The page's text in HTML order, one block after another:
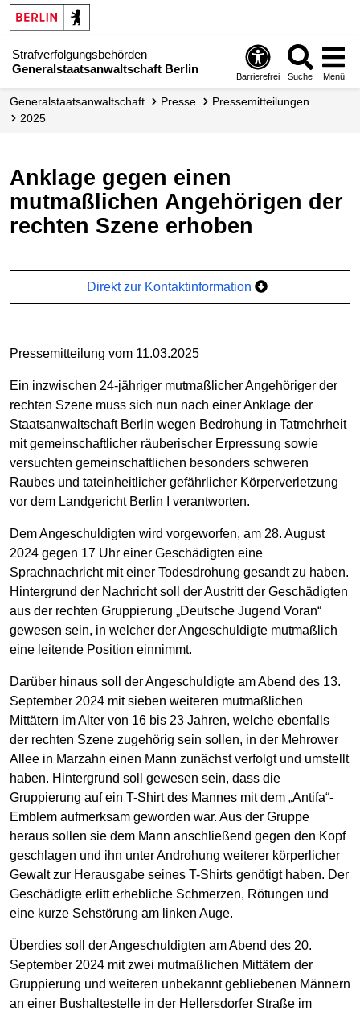
Strafverfolgungsbehörden
Generalstaatsanwaltschaft Berlin
Barrierefrei Suche Menü
Generalstaatsanwaltschaft Presse
Presse­mitteilungen
2025
Anklage gegen einen
mutmaßlichen Angehörigen der
rechten Szene erhoben
Direkt zur Kontaktinformation
Pressemitteilung vom 11.03.2025
Ein inzwischen 24-jähriger mutmaßlicher Angehöriger der
rechten Szene muss sich nun nach einer Anklage der
Staatsanwaltschaft Berlin wegen Bedrohung in Tatmehrheit
mit gemeinschaftlicher räuberischer Erpressung sowie
versuchten gemeinschaftlichen besonders schweren
Raubes und tateinheitlicher gefährlicher Körperverletzung
vor dem Landgericht Berlin I verantworten.
Dem Angeschuldigten wird vorgeworfen, am 28. August
2024 gegen 17 Uhr einer Geschädigten eine
Sprachnachricht mit einer Todesdrohung gesandt zu haben.
Hintergrund der Nachricht soll der Austritt der Geschädigten
aus der rechten Gruppierung „Deutsche Jugend Voran“
gewesen sein, in welcher der Angeschuldigte mutmaßlich
eine leitende Position einnimmt.
Darüber hinaus soll der Angeschuldigte am Abend des 13.
September 2024 mit sieben weiteren mutmaßlichen
Mittätern im Alter von 16 bis 23 Jahren, welche ebenfalls
der rechten Szene zugehörig sein sollen, in der Mehrower
Allee in Marzahn einen Mann zunächst verfolgt und umstellt
haben. Hintergrund soll gewesen sein, dass die
Gruppierung auf ein T-Shirt des Mannes mit dem „Antifa“-
Emblem aufmerksam geworden war. Aus der Gruppe
heraus sollen sie dem Mann anschließend gegen den Kopf
geschlagen und ihn unter Androhung weiterer körperlicher
Gewalt zur Herausgabe seines T-Shirts genötigt haben. Der
Geschädigte erlitt erhebliche Schmerzen, Rötungen und
eine kurze Sehstörung am linken Auge.
Überdies soll der Angeschuldigten am Abend des 20.
September 2024 mit zwei mutmaßlichen Mittätern der
Gruppierung und weiteren unbekannt gebliebenen Männern
an einer Bushaltestelle in der Hellersdorfer Straße im